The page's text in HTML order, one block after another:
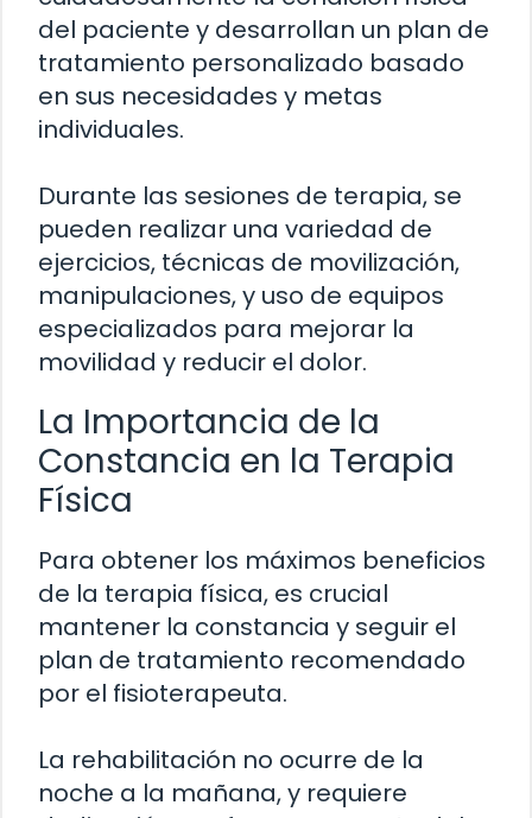
del paciente y desarrollan un plan de
tratamiento personalizado basado
en sus necesidades y metas
individuales.
Durante las sesiones de terapia, se
pueden realizar una variedad de
ejercicios, técnicas de movilización,
manipulaciones, y uso de equipos
especializados para mejorar la
movilidad y reducir el dolor.
La Importancia de la
Constancia en la Terapia
Física
Para obtener los máximos beneficios
de la terapia física, es crucial
mantener la constancia y seguir el
plan de tratamiento recomendado
por el fisioterapeuta.
La rehabilitación no ocurre de la
noche a la mañana, y requiere